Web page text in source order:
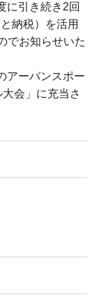
に引き続き2回
納税）を活用
でお知らせいた
アーバンスポー
会」に充当さ